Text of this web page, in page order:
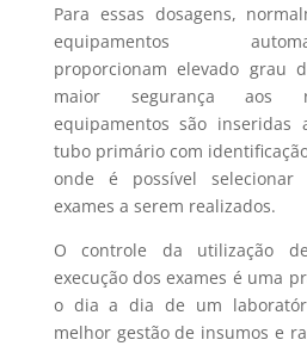
Para essas dosagens,
equipamentos
proporcionam elevado grau
maior segurança aos
equipamentos são inseridas
tubo primário com
onde é possível selecionar
exames a serem realizados.
O controle da utilização
execução dos exames é uma
o dia a dia de um
melhor gestão de insumos e